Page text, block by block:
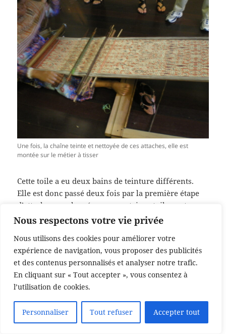
Nous respectons votre vie privée
Nous utilisons des cookies pour améliorer votre
expérience de navigation, vous proposer des publicités
et des contenus personnalisés et analyser notre trafic.
En cliquant sur « Tout accepter », vous consentez à
l’utilisation de cookies.
Personnaliser Tout refuser Accepter tout
Une fois, la chaîne teinte et nettoyée de ces attaches, elle est
montée sur le métier à tisser
Cette toile a eu deux bains de teinture différents.
Elle est donc passé deux fois par la première étape
d’attache pour les réserves, certaines toiles ont
parfois un troisième et un quatrième bain.
Puis, je l’ai revu à Madagascar, lors de l’IFPECO en
2017.
Translate »